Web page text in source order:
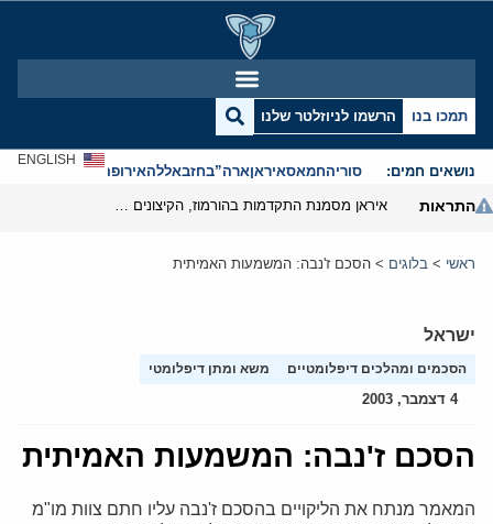
תמכו בנו הרשמו לניוזלטר שלנו
נושאים חמים: סוריהחמאסאיראןארה”בחזבאללהאירופהאנטישמיות
ENGLISH
התראות
ראשי > בלוגים > הסכם ז'נבה: המשמעות האמיתית
ישראל
הסכמים ומהלכים דיפלומטיים משא ומתן דיפלומטי
4 דצמבר, 2003
הסכם ז'נבה: המשמעות האמיתית
המאמר מנתח את הליקויים בהסכם ז'נבה עליו חתם צוות מו"מ